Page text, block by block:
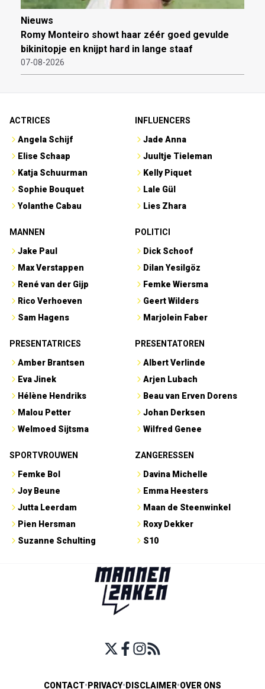
Nieuws
Romy Monteiro showt haar zéér goed gevulde
bikinitopje en knijpt hard in lange staaf
07-08-2026
ACTRICES
Angela Schijf
Elise Schaap
Katja Schuurman
Sophie Bouquet
Yolanthe Cabau
INFLUENCERS
Jade Anna
Juultje Tieleman
Kelly Piquet
Lale Gül
Lies Zhara
MANNEN
Jake Paul
Max Verstappen
René van der Gijp
Rico Verhoeven
Sam Hagens
POLITICI
Dick Schoof
Dilan Yesilgöz
Femke Wiersma
Geert Wilders
Marjolein Faber
PRESENTATRICES
Amber Brantsen
Eva Jinek
Hélène Hendriks
Malou Petter
Welmoed Sijtsma
PRESENTATOREN
Albert Verlinde
Arjen Lubach
Beau van Erven Dorens
Johan Derksen
Wilfred Genee
SPORTVROUWEN
Femke Bol
Joy Beune
Jutta Leerdam
Pien Hersman
Suzanne Schulting
ZANGERESSEN
Davina Michelle
Emma Heesters
Maan de Steenwinkel
Roxy Dekker
S10
CONTACT• PRIVACY• DISCLAIMER•OVER ONS